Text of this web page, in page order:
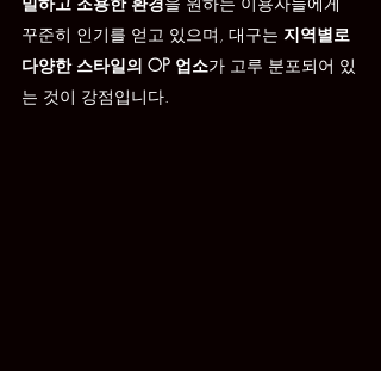
꾸준히 인기를 얻고 있으며, 대구는 지역별로
다양한 스타일의 OP 업소가 고루 분포되어 있
는 것이 강점입니다.